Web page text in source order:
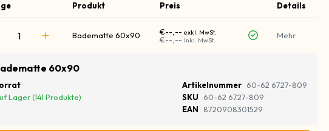
Produkt Preis Details
Badematte 60x90 €--,-- exkl. MwSt.
€--,-- Inkl. MwSt. Mehr
60x90
Lager (141 Produkte)
Artikelnummer 60-62 6727-809
SKU
60-62 6727-809
EAN
8720908301529